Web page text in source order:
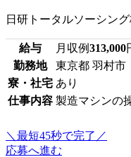
日研トータルソーシン
給与 月収例313,000
勤務地
東京都 羽村市
寮・社宅 あり
仕事内容 製造マシンの
＼最短45秒で完了／
応募へ進む